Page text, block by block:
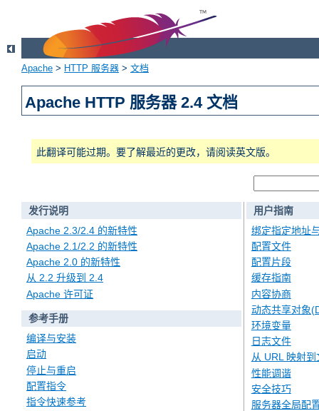
Apache > HTTP 服务器 > 文档
Apache HTTP 服务器 2.4 文档
此翻译可能过期。要了解最近的更改，请阅读英文版。
发行说明
Apache 2.3/2.4 的新特性
Apache 2.1/2.2 的新特性
Apache 2.0 的新特性
从 2.2 升级到 2.4
Apache 许可证
参考手册
编译与安装
启动
停止与重启
配置指令
指令快速参考
用户指南
绑定指定地址
配置文件
配置片段
缓存指南
内容协商
动态共享对象
环境变量
日志文件
从 URL 映射
性能调谐
安全技巧
服务器全局配